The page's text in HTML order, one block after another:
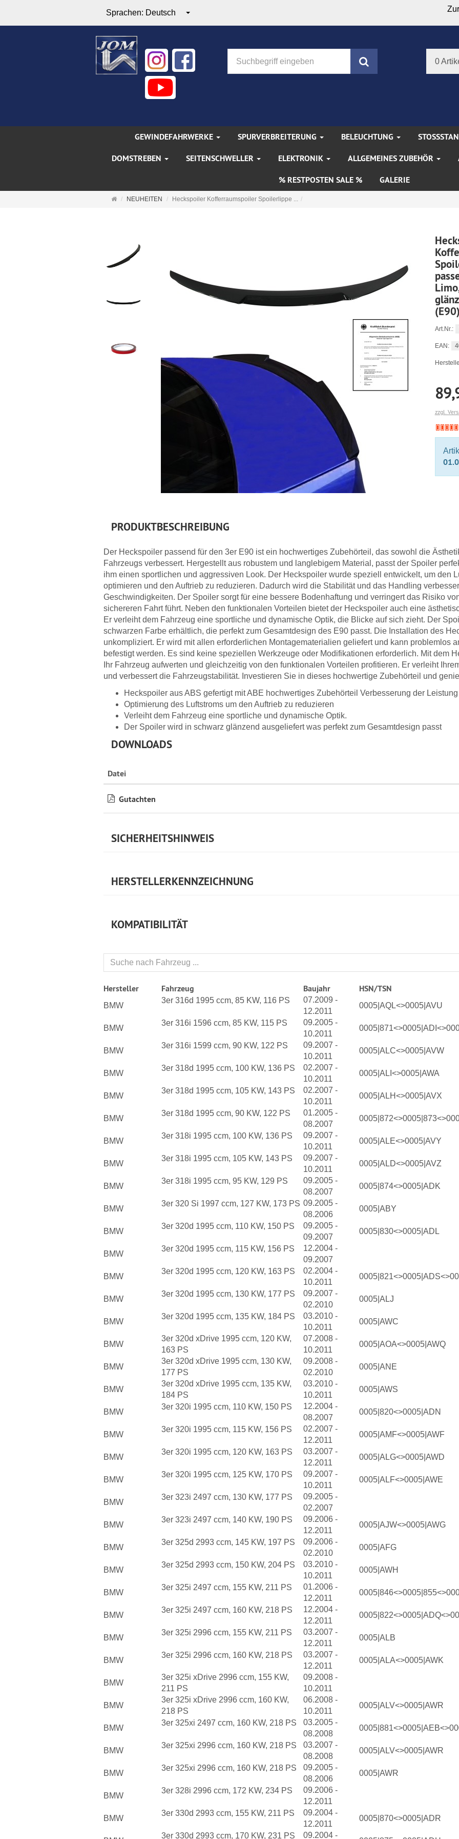
Sprachen: Deutsch
0
GEWINDEFAHRWERKE SPURVERBREITERUNG BELEUCHTUNG
DOMSTREBEN
SEITENSCHWELLER ELEKTRONIK ALLGEMEINES ZUBEHÖR
% RESTPOSTEN SALE %
GALERIE
Startseite
NEUHEITEN Heckspoiler Kofferraumspoiler Spoilerlippe ...
Art.Nr.:
EAN:
zzgl.
PRODUKTBESCHREIBUNG
Der Heckspoiler passend für den 3er E90 ist ein hochwertiges Zubehörteil, das sowohl die
Fahrzeugs verbessert. Hergestellt aus robustem und langlebigem Material, passt der Spoiler
ihm einen sportlichen und aggressiven Look. Der Heckspoiler wurde speziell entwickelt, um den
optimieren und den Auftrieb zu reduzieren. Dadurch wird die Stabilität und das Handling
Geschwindigkeiten. Der Spoiler sorgt für eine bessere Bodenhaftung und verringert das Risiko
sichereren Fahrt führt. Neben den funktionalen Vorteilen bietet der Heckspoiler auch eine
Er verleiht dem Fahrzeug eine sportliche und dynamische Optik, die Blicke auf sich zieht. Der
schwarzen Farbe erhältlich, die perfekt zum Gesamtdesign des E90 passt. Die Installation des
unkompliziert. Er wird mit allen erforderlichen Montagematerialien geliefert und kann problemlos
befestigt werden. Es sind keine speziellen Werkzeuge oder Modifikationen erforderlich. Mit dem
Ihr Fahrzeug aufwerten und gleichzeitig von den funktionalen Vorteilen profitieren. Er verleiht
und verbessert die Fahrzeugstabilität. Investieren Sie in dieses hochwertige Zubehörteil und
Heckspoiler aus ABS gefertigt mit ABE hochwertiges Zubehörteil Verbesserung der
Optimierung des Luftstroms um den Auftrieb zu reduzieren
Verleiht dem Fahrzeug eine sportliche und dynamische Optik.
Der Spoiler wird in schwarz glänzend ausgeliefert was perfekt zum Gesamtdesign passt
DOWNLOADS
Datei
Gutachten
SICHERHEITSHINWEIS
HERSTELLERKENNZEICHNUNG
KOMPATIBILITÄT
Hersteller Fahrzeug Baujahr HSN/TSN
BMW
3er 316d 1995 ccm, 85 KW, 116 PS
07.2009 -
12.2011
0005|AQL<>0005|AVU
BMW
3er 316i 1596 ccm, 85 KW, 115 PS
09.2005 -
10.2011
BMW
3er 316i 1599 ccm, 90 KW, 122 PS
09.2007 -
10.2011
0005|ALC<>0005|AVW
BMW
3er 318d 1995 ccm, 100 KW, 136 PS
02.2007 -
10.2011
0005|ALI<>0005|AWA
BMW
3er 318d 1995 ccm, 105 KW, 143 PS
02.2007 -
10.2011
0005|ALH<>0005|AVX
BMW
3er 318d 1995 ccm, 90 KW, 122 PS
01.2005 -
08.2007
BMW
3er 318i 1995 ccm, 100 KW, 136 PS
09.2007 -
10.2011
0005|ALE<>0005|AVY
BMW
3er 318i 1995 ccm, 105 KW, 143 PS
09.2007 -
10.2011
0005|ALD<>0005|AVZ
BMW
3er 318i 1995 ccm, 95 KW, 129 PS
09.2005 -
08.2007
0005|874<>0005|ADK
BMW
3er 320 Si 1997 ccm, 127 KW, 173 PS 09.2005 -
08.2006
0005|ABY
BMW
3er 320d 1995 ccm, 110 KW, 150 PS
09.2005 -
09.2007
0005|830<>0005|ADL
BMW
3er 320d 1995 ccm, 115 KW, 156 PS
12.2004 -
09.2007
BMW
3er 320d 1995 ccm, 120 KW, 163 PS
02.2004 -
10.2011
BMW
3er 320d 1995 ccm, 130 KW, 177 PS
09.2007 -
02.2010
0005|ALJ
BMW
3er 320d 1995 ccm, 135 KW, 184 PS
03.2010 -
10.2011
0005|AWC
BMW
3er 320d xDrive 1995 ccm, 120 KW,
163 PS
07.2008 -
10.2011
0005|AOA<>0005|AWQ
BMW
3er 320d xDrive 1995 ccm, 130 KW,
177 PS
09.2008 -
02.2010
0005|ANE
BMW
3er 320d xDrive 1995 ccm, 135 KW,
184 PS
03.2010 -
10.2011
0005|AWS
BMW
3er 320i 1995 ccm, 110 KW, 150 PS
12.2004 -
08.2007
0005|820<>0005|ADN
BMW
3er 320i 1995 ccm, 115 KW, 156 PS
02.2007 -
12.2011
0005|AMF<>0005|AWF
BMW
3er 320i 1995 ccm, 120 KW, 163 PS
03.2007 -
12.2011
0005|ALG<>0005|AWD
BMW
3er 320i 1995 ccm, 125 KW, 170 PS
09.2007 -
10.2011
0005|ALF<>0005|AWE
BMW
3er 323i 2497 ccm, 130 KW, 177 PS
09.2005 -
02.2007
BMW
3er 323i 2497 ccm, 140 KW, 190 PS
09.2006 -
12.2011
0005|AJW<>0005|AWG
BMW
3er 325d 2993 ccm, 145 KW, 197 PS
09.2006 -
02.2010
0005|AFG
BMW
3er 325d 2993 ccm, 150 KW, 204 PS
03.2010 -
10.2011
0005|AWH
BMW
3er 325i 2497 ccm, 155 KW, 211 PS
01.2006 -
12.2011
BMW
3er 325i 2497 ccm, 160 KW, 218 PS
12.2004 -
12.2011
BMW
3er 325i 2996 ccm, 155 KW, 211 PS
03.2007 -
12.2011
0005|ALB
BMW
3er 325i 2996 ccm, 160 KW, 218 PS
03.2007 -
12.2011
0005|ALA<>0005|AWK
BMW
3er 325i xDrive 2996 ccm, 155 KW,
211 PS
09.2008 -
10.2011
BMW
3er 325i xDrive 2996 ccm, 160 KW,
218 PS
06.2008 -
10.2011
0005|ALV<>0005|AWR
BMW
3er 325xi 2497 ccm, 160 KW, 218 PS
03.2005 -
08.2008
BMW
3er 325xi 2996 ccm, 160 KW, 218 PS
03.2007 -
08.2008
0005|ALV<>0005|AWR
BMW
3er 325xi 2996 ccm, 160 KW, 218 PS
09.2005 -
08.2006
0005|AWR
BMW
3er 328i 2996 ccm, 172 KW, 234 PS
09.2006 -
12.2011
BMW
3er 330d 2993 ccm, 155 KW, 211 PS
09.2004 -
12.2011
0005|870<>0005|ADR
3er 330d 2993 ccm, 170 KW, 231 PS 09.2004 -